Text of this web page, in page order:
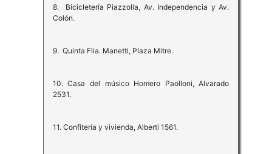
8. Bicicletería Piazzolla, Av. Independencia y Av.
Colón.
9. Quinta Flia. Manetti, Plaza Mitre.
10. Casa del músico Homero Paolloni, Alvarado
2531.
11. Confitería y vivienda, Alberti 1561.